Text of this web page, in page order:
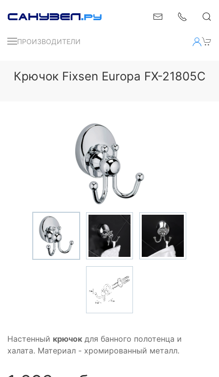
ПРОИЗВОДИТЕЛИ
Крючок Fixsen Europa FX-21805C
Настенный крючок для банного полотенца и
халата. Материал - хромированный металл.